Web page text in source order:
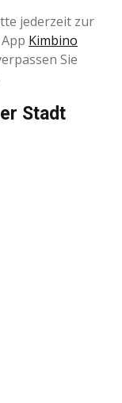
jederzeit zur
Kimbino
Sie
Stadt